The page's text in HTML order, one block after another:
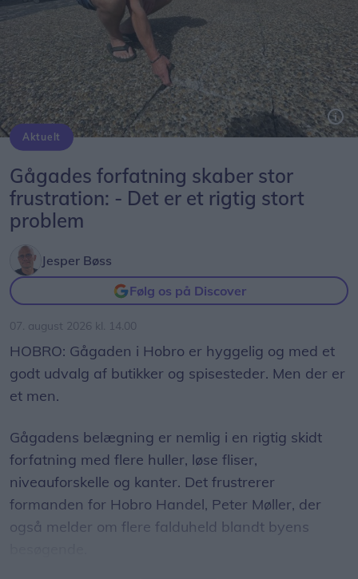
Aktuelt
Gågades forfatning skaber stor
frustration: - Det er et rigtig stort
problem
Jesper Bøss
Følg os på Discover
07. august 2026 kl. 14.00
HOBRO: Gågaden i Hobro er hyggelig og med et
godt udvalg af butikker og spisesteder. Men der er
et men.
Gågadens belægning er nemlig i en rigtig skidt
forfatning med flere huller, løse fliser,
niveauforskelle og kanter. Det frustrerer
formanden for Hobro Handel, Peter Møller, der
også melder om flere falduheld blandt byens